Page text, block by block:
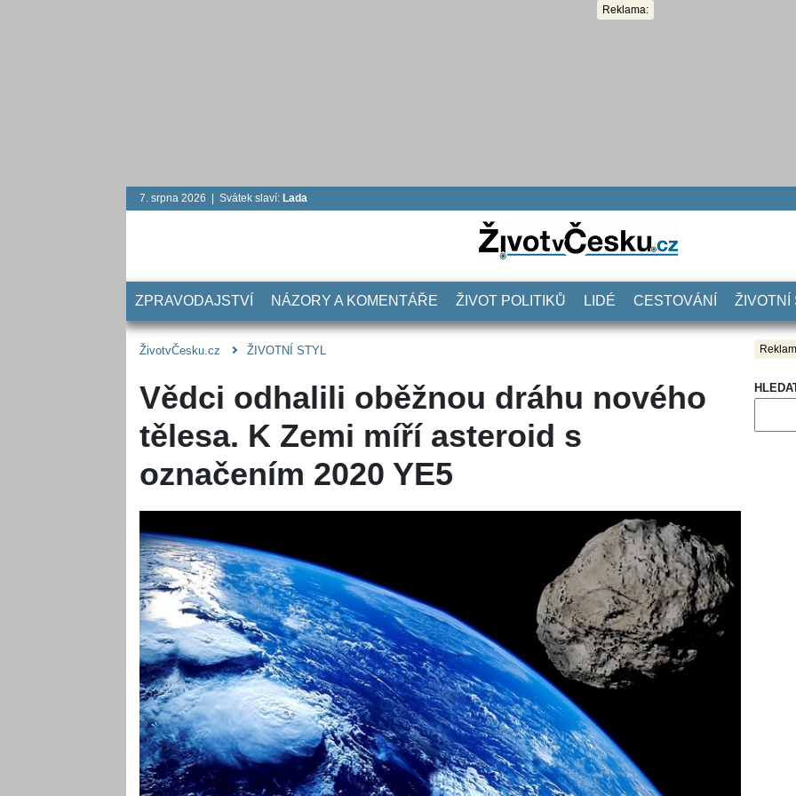
Reklama:
7. srpna 2026 | Svátek slaví: Lada
ZPRAVODAJSTVÍ NÁZORY A KOMENTÁŘE ŽIVOT POLITIKŮ LIDÉ CESTOVÁNÍ ŽIVOTNÍ
ŽivotvČesku.cz ŽIVOTNÍ STYL
Vědci odhalili oběžnou dráhu nového
tělesa. K Zemi míří asteroid s
označením 2020 YE5